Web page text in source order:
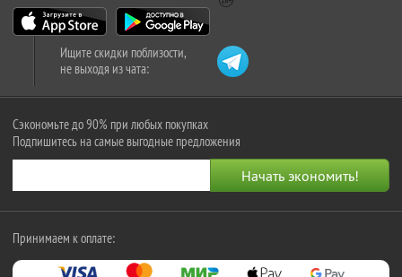
Ищите скидки поблизости,
не выходя из чата:
Сэкономьте до 90% при любых покупках
Подпишитесь на самые выгодные предложения
Принимаем к оплате: